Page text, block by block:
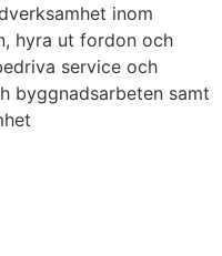
inom
hyra ut fordon och
service och
byggnadsarbeten samt